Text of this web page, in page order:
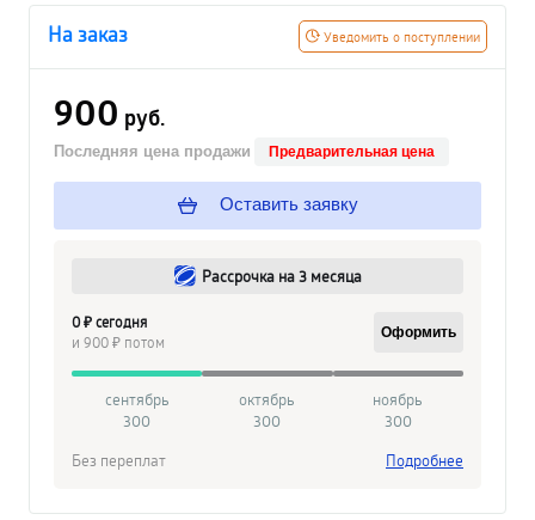
Уведомить о поступлении
На заказ
900 руб.
Последняя цена продажи Предварительная цена
Оставить заявку
Рассрочка на 3 месяца
0 ₽ сегодня
и 900 ₽ потом
Оформить
сентябрь
300
октябрь
300
ноябрь
300
Без переплат
Подробнее